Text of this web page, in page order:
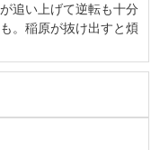
追い上げて逆転も十分
。稲原が抜け出すと煩